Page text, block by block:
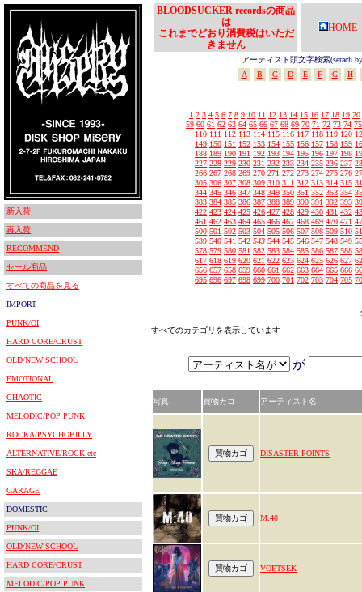
新入荷
再入荷
RECOMMEND
セール商品
すべての商品を見る
IMPORT
PUNK/OI
HARD CORE/CRUST
OLD/NEW SCHOOL
EMOTIONAL
CHAOTIC
MELODIC/POP PUNK
ROCKA/PSYCHOBILLY
ALTERNATIVE/ROCK etc
SKA/REGGAE
GARAGE
DOMESTIC
PUNK/OI
OLD/NEW SCHOOL
HARD CORE/CRUST
MELODIC/POP PUNK
BLOODSUCKER recordsの商品
は
これまでどおり消費税はいただ
きません
HOME
アーティスト頭文字検索(serach
A
B C D E F G H
1 2 3 4 5 6 7 8 9 10 11 12 13 14 15 16 17 18 19 20
59 60 61 62 63 64 65 66 67 68 69 70 71 72 73 74 75
110 111 112 113 114 115 116 117 118 119 120
149 150 151 152 153 154 155 156 157 158 159
188 189 190 191 192 193 194 195 196 197 198
227 228 229 230 231 232 233 234 235 236 237
266 267 268 269 270 271 272 273 274 275 276
305 306 307 308 309 310 311 312 313 314 315
344 345 346 347 348 349 350 351 352 353 354
383 384 385 386 387 388 389 390 391 392 393
422 423 424 425 426 427 428 429 430 431 432
461 462 463 464 465 466 467 468 469 470 471
500 501 502 503 504 505 506 507 508 509 510
539 540 541 542 543 544 545 546 547 548 549
578 579 580 581 582 583 584 585 586 587 588
617 618 619 620 621 622 623 624 625 626 627
656 657 658 659 660 661 662 663 664 665 666
695 696 697 698 699 700 701 702 703 704 705
すべてのカテゴリを表示しています
が
写真 買物カゴ アーティスト名
DISASTER POINTS
M:40
VOETSEK